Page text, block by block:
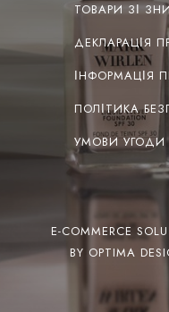
ТОВАРИ ЗІ
ДЕКЛАРАЦІЯ
ІНФОРМАЦІЯ
ПОЛІТИКА
УМОВИ УГОДИ
E-COMMERCE
BY OPTIMA